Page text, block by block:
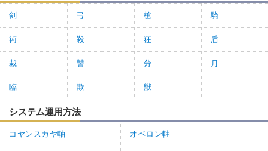
剣 弓 槍 騎
術 殺 狂 盾
裁 讐 分 月
臨 欺 獣
システム運用方法
コヤンスカヤ軸 オベロン軸